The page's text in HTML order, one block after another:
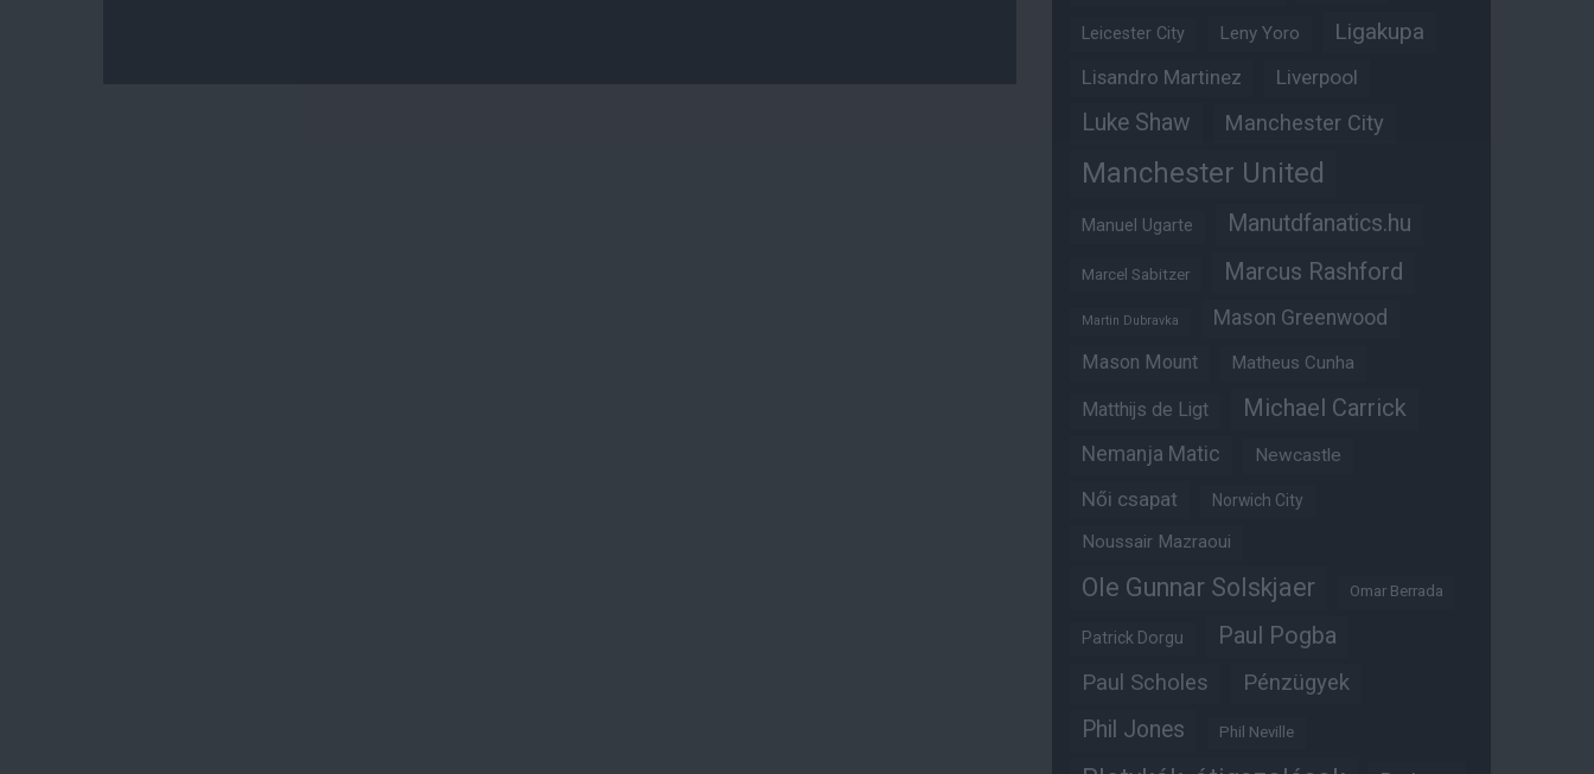
Leicester City Leny Yoro Ligakupa
Lisandro Martinez Liverpool
Luke Shaw Manchester City
Manchester United
Manuel Ugarte Manutdfanatics.hu
Marcel Sabitzer Marcus Rashford
Martin Dubravka Mason Greenwood
Mason Mount Matheus Cunha
Matthijs de Ligt Michael Carrick
Nemanja Matic Newcastle
Női csapat Norwich City
Noussair Mazraoui
Ole Gunnar Solskjaer Omar Berrada
Patrick Dorgu Paul Pogba
Paul Scholes Pénzügyek
Phil Jones Phil Neville